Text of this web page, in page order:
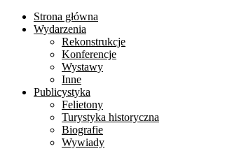
Strona główna
Wydarzenia
Rekonstrukcje
Konferencje
Wystawy
Inne
Publicystyka
Felietony
Turystyka historyczna
Biografie
Wywiady